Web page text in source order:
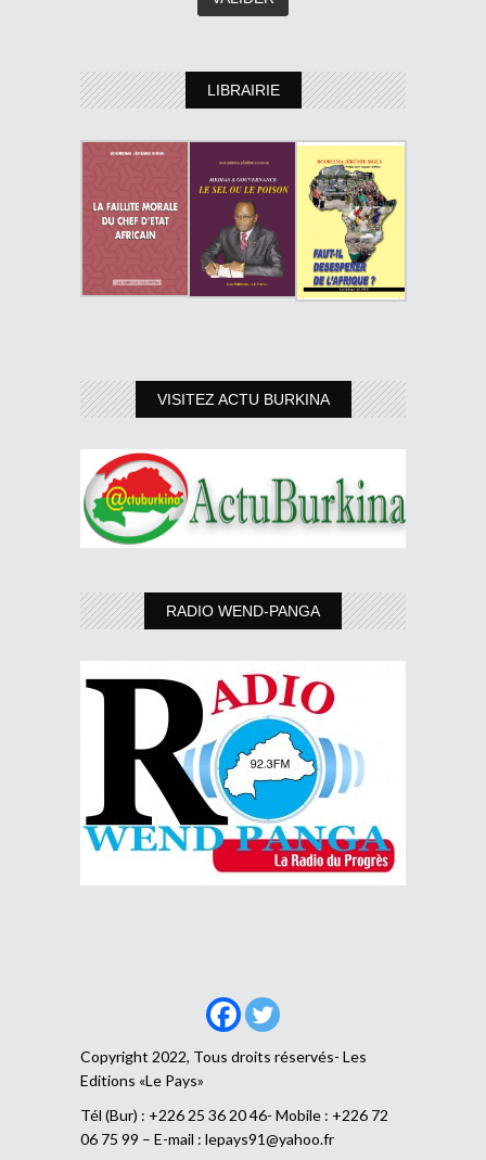
LIBRAIRIE
VISITEZ ACTU BURKINA
RADIO WEND-PANGA
Copyright 2022, Tous droits réservés- Les
Editions «Le Pays»
Tél (Bur) : +226 25 36 20 46- Mobile : +226 72
06 75 99 – E-mail : lepays91@yahoo.fr